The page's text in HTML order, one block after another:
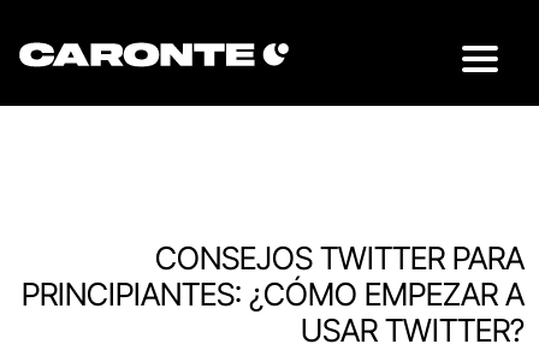
CONSEJOS TWITTER PARA
PRINCIPIANTES: ¿CÓMO EMPEZAR A
USAR TWITTER?